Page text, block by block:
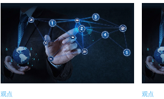
观点 观点